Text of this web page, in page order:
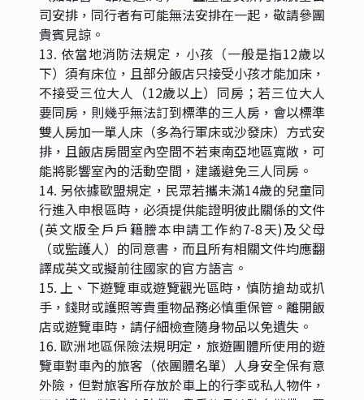
司安排，同行者有可能無法安排在一起，敬請參團
貴賓見諒。
13. 依當地消防法規定，小孩（一般是指12歲以
下）須有床位，且部分飯店只接受小孩才能加床，
不接受三位大人（12歲以上）同房；若三位大人
要同房，則幾乎無法訂到標準的三人房，會以標準
雙人房加一單人床（多為行軍床或沙發床）方式安
排，且飯店房間室內空間不若東南亞地區寬敞，可
能將影響室內的活動空間，建議避免三人同房。
14. 另依據歐盟規定，民眾若攜未滿14歲的兒童同
行進入申根區時，必須提供能證明彼此關係的文件
(英文版全戶戶籍謄本申請工作約7-8天)及父母
（或監護人）的同意書，而且所有相關文件均應翻
譯成英文或擬前往國家的官方語言。
15. 上、下遊覽車或遊覽觀光區時，慎防搶劫或扒
手，錢財或護照等貴重物品務必慎重保管。離開飯
店或遊覽車時，請仔細檢查隨身物品以免遺失。
16. 歐洲地區保險法規明定，旅遊團體所使用的遊
覽車對車內的旅客（依團體名單）人身安全保有意
外險，但對旅客所存放於車上的行李或私人物件，